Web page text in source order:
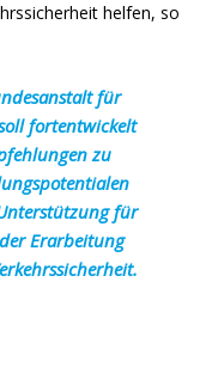
helfen, so
für
fortentwickelt
zu
für
Erarbeitung